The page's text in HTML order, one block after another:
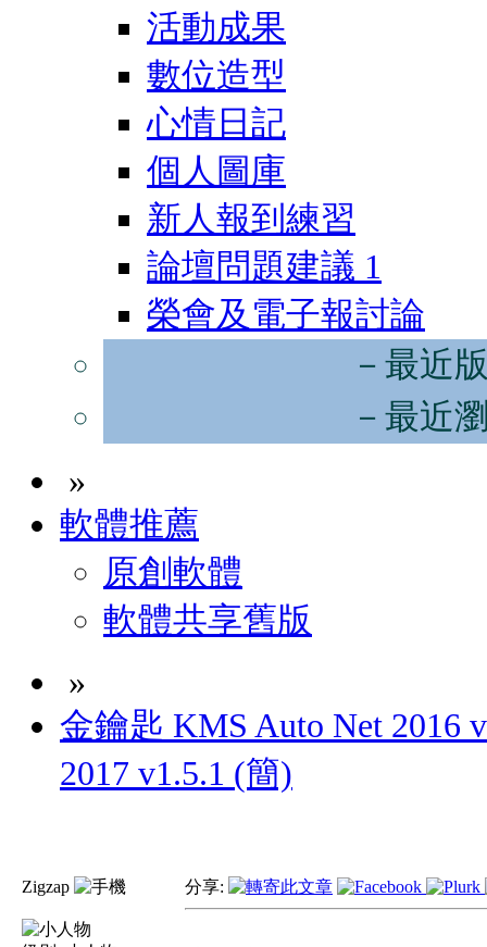
活動成果
數位造型
心情日記
個人圖庫
新人報到練習
論壇問題建議 1
榮會及電子報討論
－最近
－最近
»
軟體推薦
原創軟體
軟體共享舊版
»
金鑰匙 KMS Auto Net 2016
2017 v1.5.1 (簡)
Zigzap 分享: